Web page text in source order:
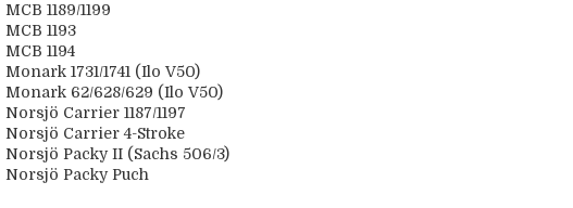
MCB 1189/1199
MCB 1193
MCB 1194
Monark 1731/1741 (Ilo V50)
Monark 62/628/629 (Ilo V50)
Norsjö Carrier 1187/1197
Norsjö Carrier 4-Stroke
Norsjö Packy II (Sachs 506/3)
Norsjö Packy Puch